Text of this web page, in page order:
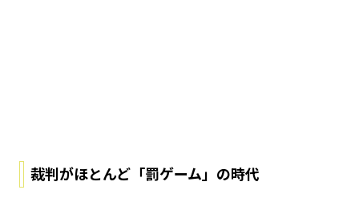
裁判がほとんど「罰ゲーム」の時代